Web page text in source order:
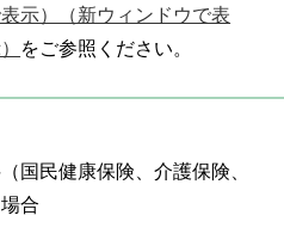
示）（新ウィンドウで表
をご参照ください。
国民健康保険、介護保険、
合